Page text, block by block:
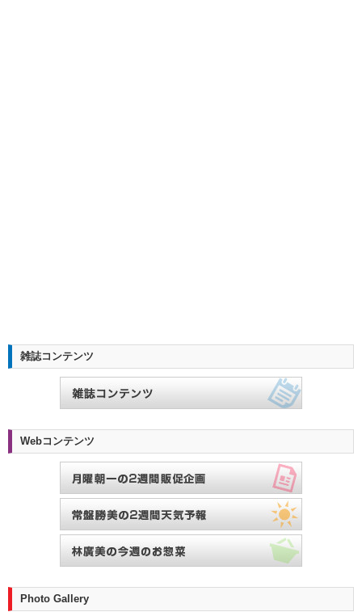
雑誌コンテンツ
Webコンテンツ
Photo Gallery